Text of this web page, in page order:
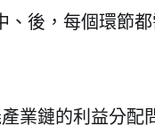
、後，每個環節
業鏈的利益分配